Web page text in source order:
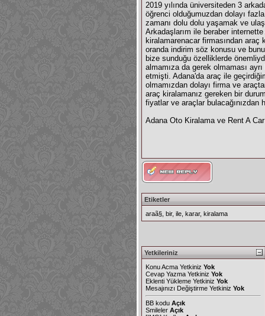
2019 yılında üniversiteden 3
öğrenci olduğumuzdan dolayı
zamanı dolu dolu yaşamak ve
Arkadaşlarım ile beraber
kiralamarenacar firmasından araç
oranda indirim söz konusu ve
bize sunduğu özelliklerde
almamıza da gerek olmaması
etmişti. Adana'da araç ile
olmamızdan dolayı firma ve
araç kiralamanız gereken bir
fiyatlar ve araçlar bulacağınızdan
Adana Oto Kiralama ve Rent A
Etiketler
araã§ bir, ile karar, kiralama
Yetkileriniz
Konu Acma Yetkiniz Yok
Cevap Yazma Yetkiniz Yok
Eklenti Yükleme Yetkiniz Yok
Mesajınızı Değiştirme Yetkiniz Yok
BB kodu Açık
Smileler Açık